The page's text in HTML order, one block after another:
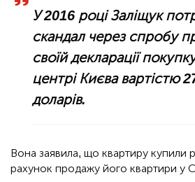
У 2016 році Заліщук
скандал через спробу
своїй декларації
центрі Києва вартістю
доларів.
Вона заявила, що квартиру купили
рахунок продажу його квартири у